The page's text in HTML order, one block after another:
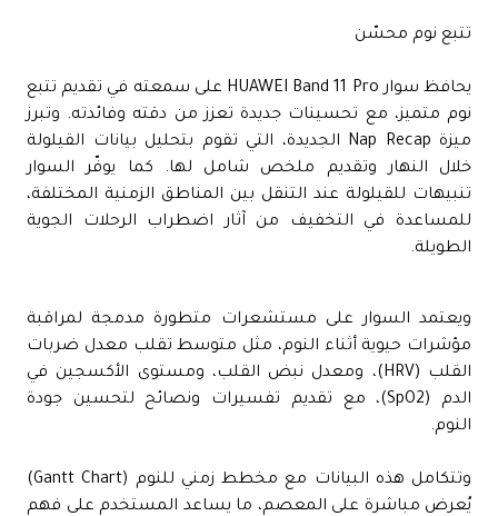
تتبع نوم محسّن
يحافظ سوار HUAWEI Band 11 Pro على سمعته في تقديم تتبع
نوم متميز، مع تحسينات جديدة تعزز من دقته وفائدته. وتبرز
ميزة Nap Recap الجديدة، التي تقوم بتحليل بيانات القيلولة
خلال النهار وتقديم ملخص شامل لها. كما يوفّر السوار
تنبيهات للقيلولة عند التنقل بين المناطق الزمنية المختلفة،
للمساعدة في التخفيف من آثار اضطراب الرحلات الجوية
الطويلة.
ويعتمد السوار على مستشعرات متطورة مدمجة لمراقبة
مؤشرات حيوية أثناء النوم، مثل متوسط تقلب معدل ضربات
القلب (HRV)، ومعدل نبض القلب، ومستوى الأكسجين في
الدم (SpO2)، مع تقديم تفسيرات ونصائح لتحسين جودة
النوم.
وتتكامل هذه البيانات مع مخطط زمني للنوم (Gantt Chart)
يُعرض مباشرة على المعصم، ما يساعد المستخدم على فهم